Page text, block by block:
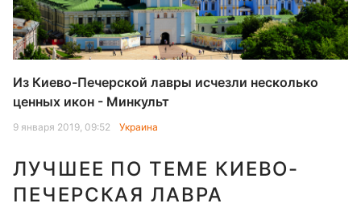
Из Киево-Печерской лавры исчезли несколько
ценных икон - Минкульт
9 января 2019, 09:52 Украина
ЛУЧШЕЕ ПО ТЕМЕ КИЕВО-
ПЕЧЕРСКАЯ ЛАВРА